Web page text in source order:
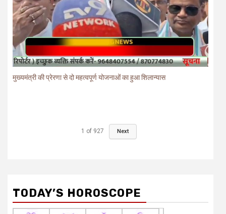
मुख्यमंत्री की प्रेरणा से दो महत्वपूर्ण योजनाओं का हुआ शिलान्यास
1 of 927 Next
TODAY’S HOROSCOPE